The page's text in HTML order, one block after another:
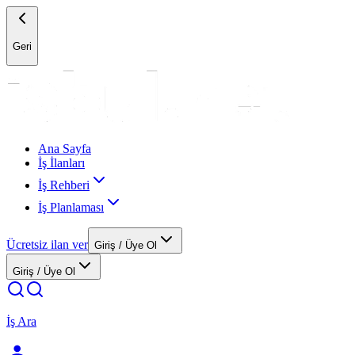
Geri
Ana Sayfa
İş İlanları
İş Rehberi
İş Planlaması
Ücretsiz ilan ver Giriş / Üye Ol
Giriş / Üye Ol
İş Ara